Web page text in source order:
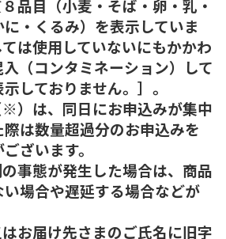
品目（小麦・そば・卵・乳・
・くるみ）を表示していま
は使用していないにもかかわ
（コンタミネーション）して
しておりません。］。
）は、同日にお申込みが集中
は数量超過分のお申込みを
ざいます。
事態が発生した場合は、商品
場合や遅延する場合などが
お届け先さまのご氏名に旧字